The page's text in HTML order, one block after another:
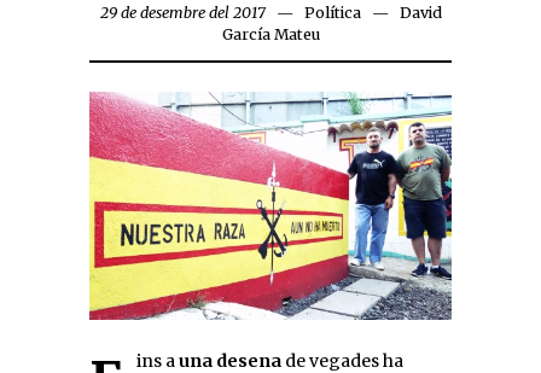
29 de desembre del 2017 Política
David
García Mateu
Fins auna desena de vegades ha